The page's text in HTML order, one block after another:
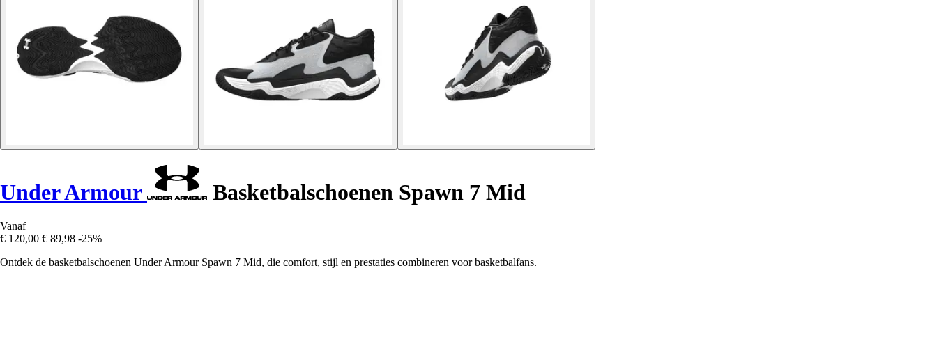
Under Armour Basketbalschoenen Spawn 7 Mid
Vanaf
€ 120,00 € 89,98 -25%
Ontdek de basketbalschoenen Under Armour Spawn 7 Mid, die comfort, stijl en prestaties combineren voor basketbalfans.